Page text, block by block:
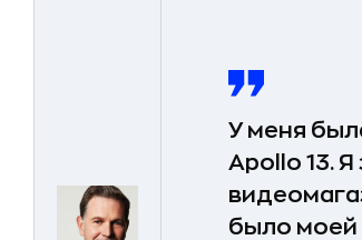
У меня
Apollo 13.
было моей